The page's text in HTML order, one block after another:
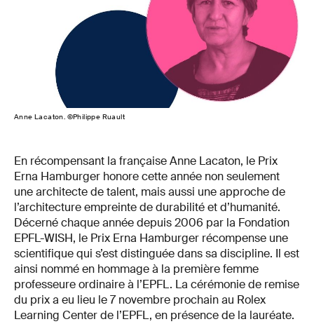
Anne Lacaton. ©Philippe Ruault
En récompensant la française Anne Lacaton, le Prix
Erna Hamburger honore cette année non seulement
une architecte de talent, mais aussi une approche de
l’architecture empreinte de durabilité et d’humanité.
Décerné chaque année depuis 2006 par la Fondation
EPFL-WISH, le Prix Erna Hamburger récompense une
scientifique qui s’est distinguée dans sa discipline. Il est
ainsi nommé en hommage à la première femme
professeure ordinaire à l’EPFL. La cérémonie de remise
du prix a eu lieu le 7 novembre prochain au Rolex
Learning Center de l’EPFL, en présence de la lauréate.